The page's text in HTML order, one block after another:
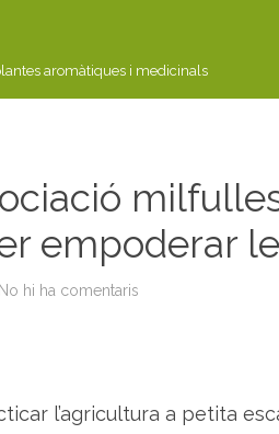
aromàtiques i medicinals
empoderar
No hi ha comentaris
E
l’agricultura a petita